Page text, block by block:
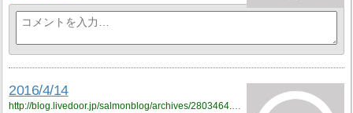
2016/4/14
http://blog.livedoor.jp/salmonblog/archives/2803464.html